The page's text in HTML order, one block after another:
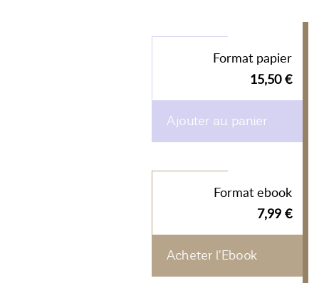
Format papier
15,50 €
Ajouter au panier
Format ebook
7,99 €
Acheter l'Ebook